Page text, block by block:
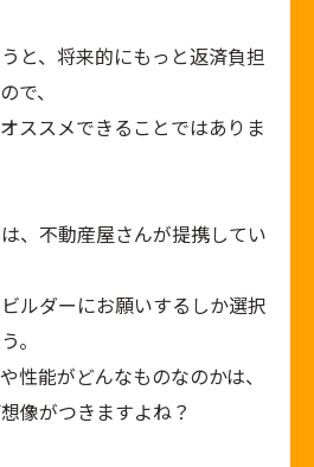
と、将来的にもっと返済負担
で、
ススメできることではありま
、不動産屋さんが提携してい
ルダーにお願いするしか選択
。
性能がどんなものなのかは、
像がつきますよね？